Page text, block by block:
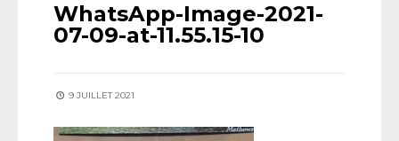
WhatsApp-Image-2021-
07-09-at-11.55.15-10
9 JUILLET 2021